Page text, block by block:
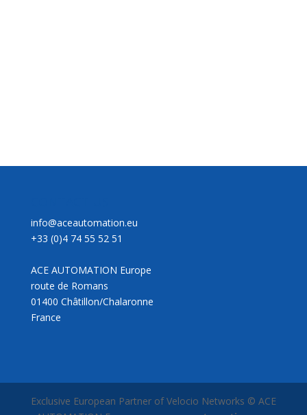
info@aceautomation.eu
+33 (0)4 74 55 52 51
ACE AUTOMATION Europe
route de Romans
01400 Châtillon/Chalaronne
France
Exclusive European Partner of Velocio Networks © ACE